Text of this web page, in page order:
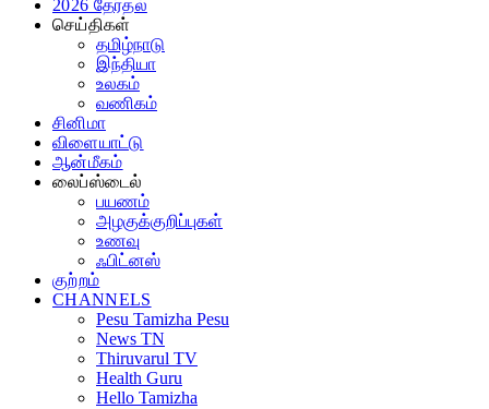
2026 தேர்தல்
செய்திகள்
தமிழ்நாடு
இந்தியா
உலகம்
வணிகம்
சினிமா
விளையாட்டு
ஆன்மீகம்
லைப்ஸ்டைல்
பயணம்
அழகுக்குறிப்புகள்
உணவு
ஃபிட்னஸ்
குற்றம்
CHANNELS
Pesu Tamizha Pesu
News TN
Thiruvarul TV
Health Guru
Hello Tamizha